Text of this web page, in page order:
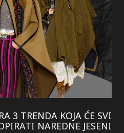
3 TRENDA KOJA ĆE SVI
NAREDNE JESENI